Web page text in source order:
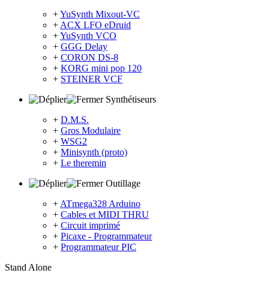
+YuSynth Mixout-VC
+ ACX LFO eDruid
+YuSynth VCO
+ GGG Delay
+ CORON DS-8
+ KORG mini pop 120
+ STEINER VCF
Synthétiseurs
+ D.M.S.
+ Gros Modulaire
+ WSG2
+ Minisynth (proto)
+ Le theremin
Outillage
+ ATmega328 Arduino
+ Cables et MIDI THRU
+ Circuit imprimé
+ Picaxe - Programmateur
+ Programmateur PIC
Stand Alone